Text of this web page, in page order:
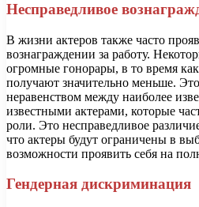
Несправедливое
В жизни актеров также часто
вознаграждении за работу.
огромные гонорары, в то время
получают значительно меньше.
неравенством между наиболее
известными актерами, которые
роли. Это несправедливое
что актеры будут ограничены в
возможности проявить себя на
Гендерная дискриминация